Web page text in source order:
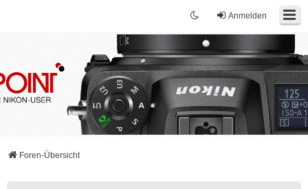
Anmelden
Foren-Übersicht